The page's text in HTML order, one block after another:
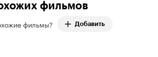
фильмов
фильмы? Добавить